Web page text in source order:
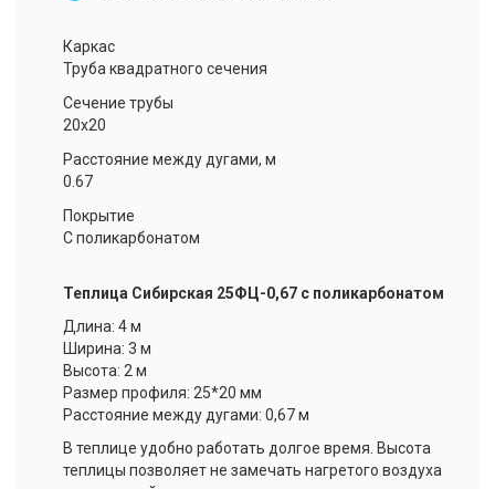
Каркас
Труба квадратного сечения
Сечение трубы
20x20
Расстояние между дугами, м
0.67
Покрытие
С поликарбонатом
Теплица Сибирская 25ФЦ-0,67 с поликарбонатом
Длина: 4 м
Ширина: 3 м
Высота: 2 м
Размер профиля: 25*20 мм
Расстояние между дугами: 0,67 м
В теплице удобно работать долгое время. Высота
теплицы позволяет не замечать нагретого воздуха